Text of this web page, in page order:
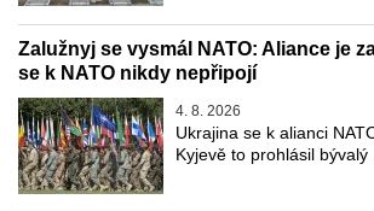
Zalužnyj se vysmál NATO: Aliance je
se k NATO nikdy nepřipojí
4. 8. 2026
Ukrajina se k alianci
Kyjevě to prohlásil bývalý